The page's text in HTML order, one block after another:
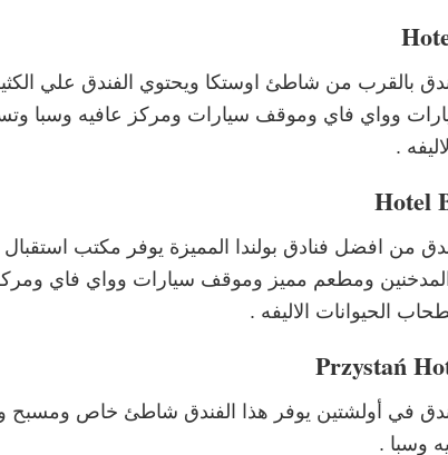
بالقرب من شاطئ اوستكا ويحتوي الفندق علي
وواي فاي وموقف سيارات ومركز عافيه وسبا
.
ومطعم مميز وموقف سيارات وواي فاي
الحيوانات الاليفه .
في أولشتين يوفر هذا الفندق شاطئ خاص
وسبا .